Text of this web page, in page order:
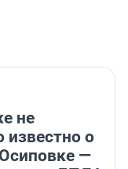
не
известно о
—